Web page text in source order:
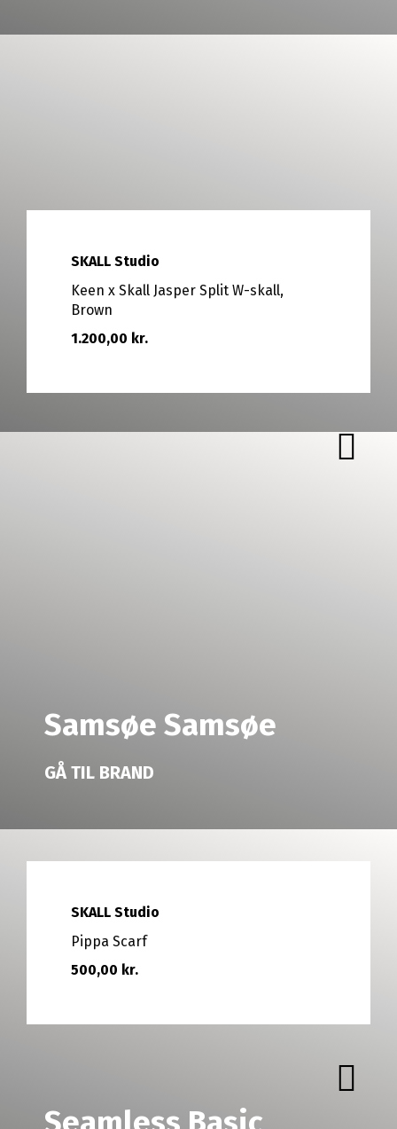
RagBag Studio
Samsøe Samsøe
GÅ TIL BRAND
SKALL Studio
Keen x Skall Jasper Split W-skall,
Brown
1.200,00 kr.
SKALL Studio
Pippa Scarf
500,00 kr.